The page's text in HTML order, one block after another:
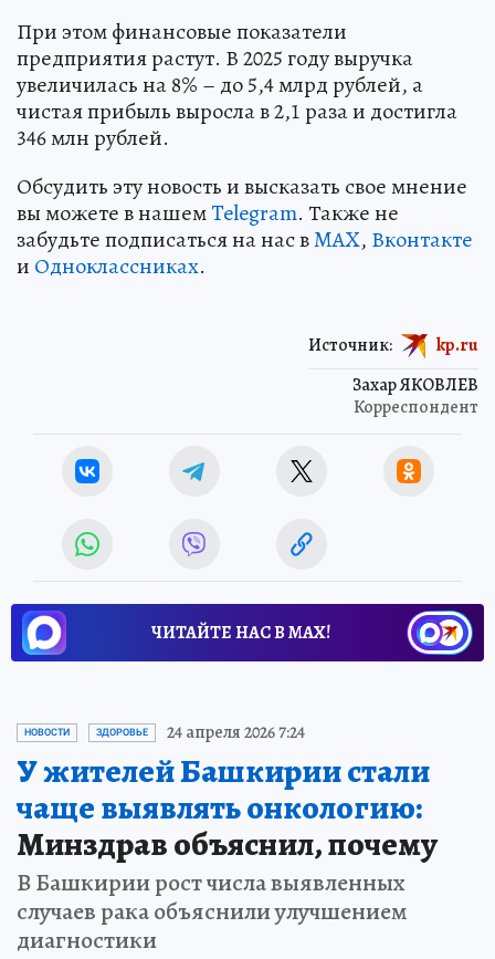
При этом финансовые показатели
предприятия растут. В 2025 году выручка
увеличилась на 8% – до 5,4 млрд рублей, а
чистая прибыль выросла в 2,1 раза и достигла
346 млн рублей.
Обсудить эту новость и высказать свое мнение
вы можете в нашемTelegram. Также не
забудьте подписаться на нас вMAX, Вконтакте
и Одноклассниках.
Захар ЯКОВЛЕВ
Корреспондент
Источник: kp.ru
ЧИТАЙТЕ НАС В МАХ!
НОВОСТИ ЗДОРОВЬЕ 24 апреля 2026 7:24
У жителей Башкирии стали
чаще выявлять онкологию:
Минздрав объяснил, почему
В Башкирии рост числа выявленных
случаев рака объяснили улучшением
диагностики